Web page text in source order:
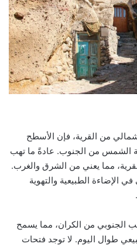
من القرية، فإن الأسطح
الشمس من الجنوب. عادةً ما تهب
مما يعني من الشرق والغرب.
الطبيعية والتهوية
الجنوبي من الكران، مما يسمح
طوال اليوم. لا توجد فتحات